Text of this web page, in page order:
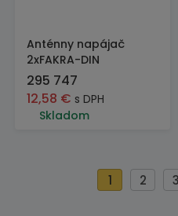
Anténny napájač
2xFAKRA-DIN
295 747
12,58 € s DPH
Skladom
1 2 3